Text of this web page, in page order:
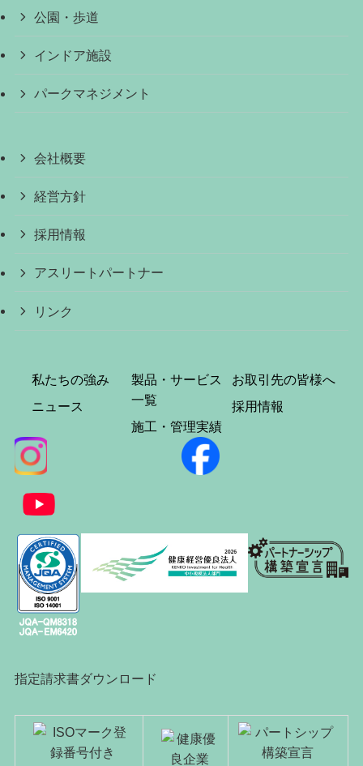
公園・歩道
インドア施設
パークマネジメント
会社概要
経営方針
採用情報
アスリートパートナー
リンク
私たちの強み
ニュース
製品・サービス
一覧
施工・管理実績
お取引先の皆様へ
採用情報
指定請求書ダウンロード